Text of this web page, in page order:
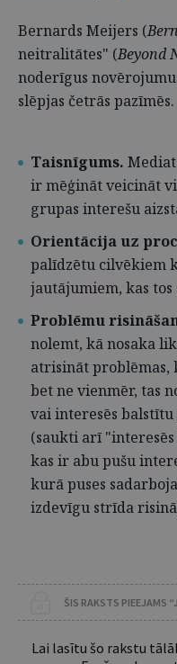
Bernards Meijers (
neitralitātes" (Beyond
noderīgus
slēpjas četrās pazīmēs.
Taisnīgums.
ir mēģināt veicināt
grupas interešu
Orientācija uz
palīdzētu cilvēkiem
jautājumiem, kas tos
Problēmu
nolemt, kā nosaka
atrisināt problēmas,
bet ne vienmēr, tas
vai interesēs
(saukti arī
kas ir abu pušu
kurā puses
izdevīgu strīda
ŠIS RAKSTS PIEEJAMS
Lai lasītu šo rakstu